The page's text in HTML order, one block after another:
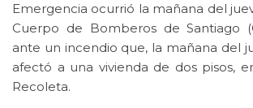
Emergencia ocurrió la mañana del
Cuerpo de Bomberos de Santiago
ante un incendio que, la mañana del
afectó a una vivienda de dos pisos,
Recoleta.